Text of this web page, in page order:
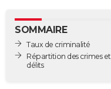
GUIDES D'ACHAT
BONS PLANS
SOMMAIRE
Taux de criminalité
Répartition des crimes et
délits